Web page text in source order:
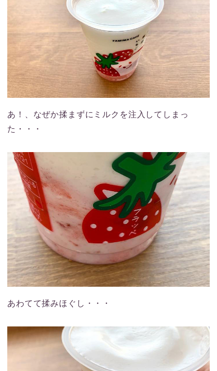
あ！、なぜか揉まずにミルクを注入してしまっ
た・・・
あわてて揉みほぐし・・・